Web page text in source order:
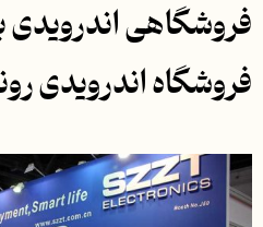
فروشگاهی
فروشگاه اندرويدی